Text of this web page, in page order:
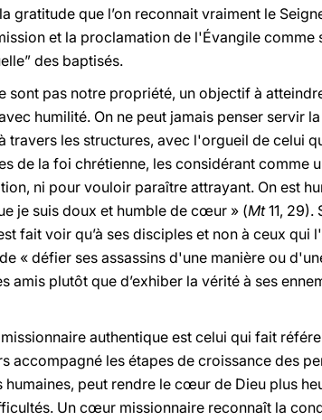
gratitude que l’on reconnait vraiment le
et la proclamation de l'Évangile comme
des baptisés.
sont pas notre propriété, un objectif à
humilité. On ne peut jamais penser servir
les structures, avec l'orgueil de celui
de la foi chrétienne, les considérant comme
ni pour vouloir paraître attrayant. On est
je suis doux et humble de cœur » (Mt11, 29).
fait voir qu’à ses disciples et non à ceux qui
« défier ses assassins d'une manière ou
plutôt que d’exhiber la vérité à ses
authentique est celui qui fait
accompagné les étapes de croissance des
peut rendre le cœur de Dieu plus
Un cœur missionnaire reconnaît la